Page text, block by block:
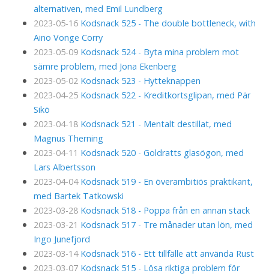
alternativen, med Emil Lundberg
2023-05-16 Kodsnack 525 - The double bottleneck, with
Aino Vonge Corry
2023-05-09 Kodsnack 524 - Byta mina problem mot
sämre problem, med Jona Ekenberg
2023-05-02 Kodsnack 523 - Hytteknappen
2023-04-25 Kodsnack 522 - Kreditkortsglipan, med Pär
Sikö
2023-04-18 Kodsnack 521 - Mentalt destillat, med
Magnus Therning
2023-04-11 Kodsnack 520 - Goldratts glasögon, med
Lars Albertsson
2023-04-04 Kodsnack 519 - En överambitiös praktikant,
med Bartek Tatkowski
2023-03-28 Kodsnack 518 - Poppa från en annan stack
2023-03-21 Kodsnack 517 - Tre månader utan lön, med
Ingo Junefjord
2023-03-14 Kodsnack 516 - Ett tillfälle att använda Rust
2023-03-07 Kodsnack 515 - Lösa riktiga problem för